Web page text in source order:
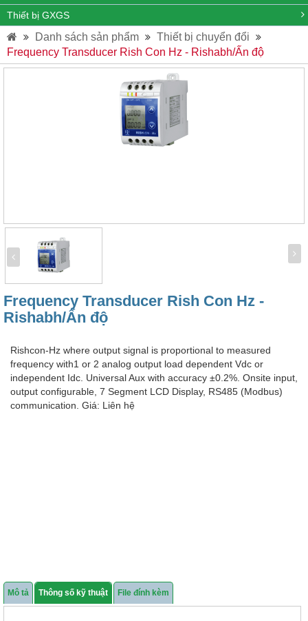
Thiết bị GXGS
Danh sách sản phẩm
Thiết bị chuyển đổi
Frequency Transducer Rish Con Hz - Rishabh/Ấn độ
Frequency Transducer Rish Con Hz -
Rishabh/Ấn độ
Rishcon-Hz where output signal is proportional to measured
frequency with1 or 2 analog output load dependent Vdc or
independent Idc. Universal Aux with accuracy ±0.2%. Onsite input,
output configurable, 7 Segment LCD Display, RS485 (Modbus)
communication. Giá: Liên hệ
Mô tả Thông số kỹ thuật File đính kèm